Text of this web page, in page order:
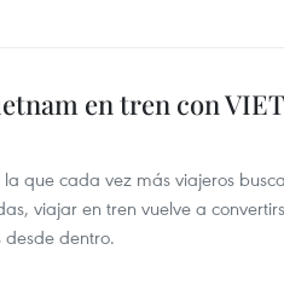
en tren con
que cada vez más viajeros
viajar en tren vuelve a
dentro.